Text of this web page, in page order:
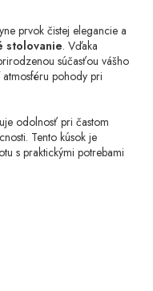
prvok čistej elegancie a
stolovanie. Vďaka
súčasťou vášho
pohody pri
odolnosť pri častom
Tento kúsok je
s praktickými potrebami